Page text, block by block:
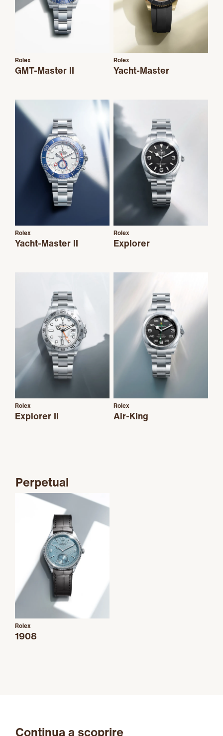
Rolex
GMT-Master II
Rolex
Yacht-Master
Rolex
Yacht-Master II
Rolex
Explorer
Rolex
Explorer II
Rolex
Air-King
Perpetual
Rolex
1908
Continua a scoprire